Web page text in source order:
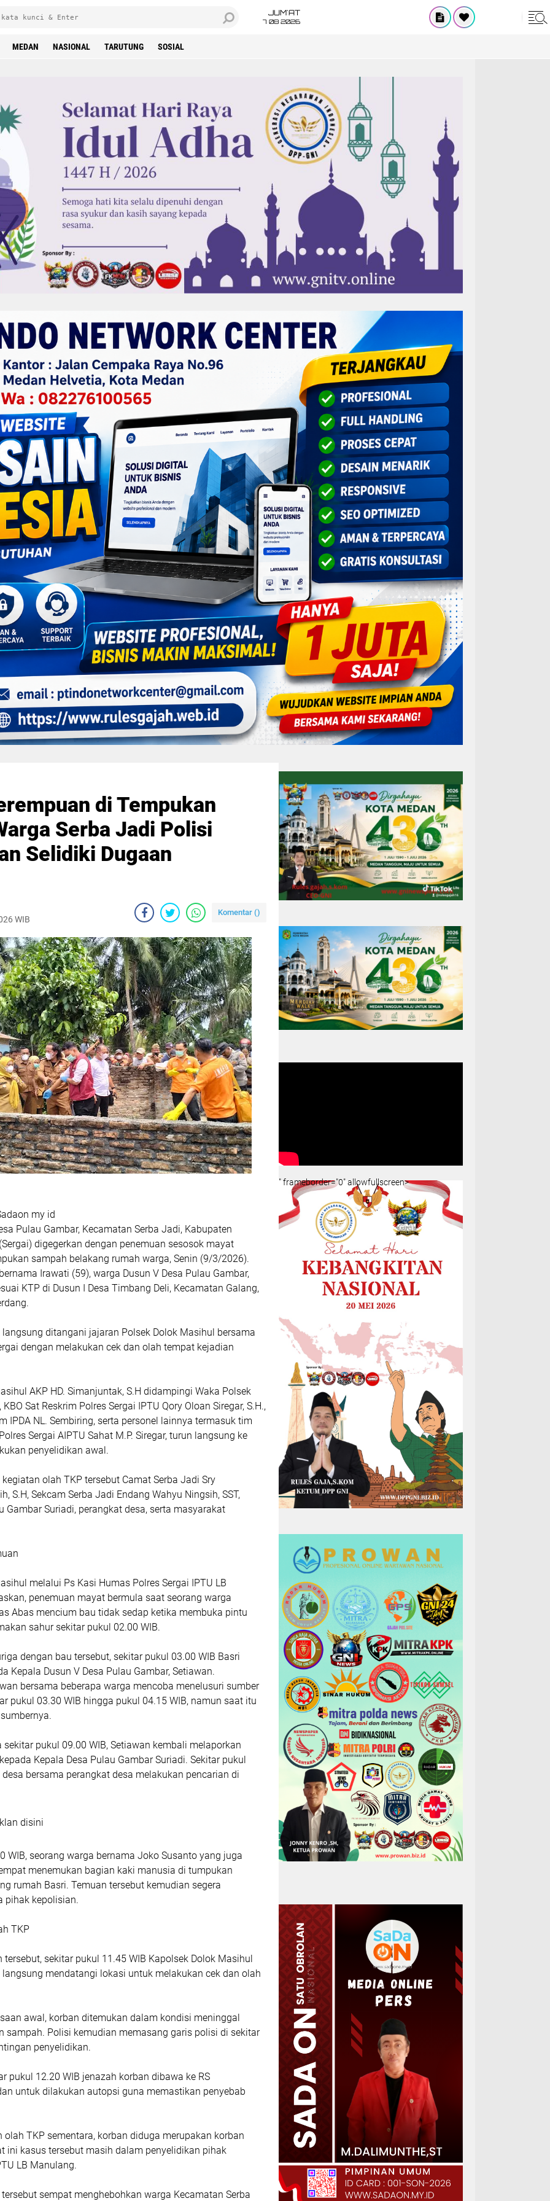
JUM'AT
7 08 2026
MEDAN NASIONAL TARUTUNG SOSIAL
di Tempukan
Serba Jadi Polisi
Selidiki Dugaan
WIB
Komentar ()
my id
Pulau Gambar, Kecamatan Serba Jadi, Kabupaten
digegerkan dengan penemuan sesosok mayat
sampah belakang rumah warga, Senin (9/3/2026).
Irawati (59), warga Dusun V Desa Pulau Gambar,
KTP di Dusun I Desa Timbang Deli, Kecamatan Galang,
ditangani jajaran Polsek Dolok Masihul bersama
dengan melakukan cek dan olah tempat kejadian
AKP HD. Simanjuntak, S.H didampingi Waka Polsek
KBO Sat Reskrim Polres Sergai IPTU Qory Oloan Siregar, S.H.,
IPDA NL. Sembiring, serta personel lainnya termasuk tim
Sergai AIPTU Sahat M.P. Siregar, turun langsung ke
penyelidikan awal.
olah TKP tersebut Camat Serba Jadi Sry
S.H, Sekcam Serba Jadi Endang Wahyu Ningsih, SST,
Gambar Suriadi, perangkat desa, serta masyarakat
melalui Ps Kasi Humas Polres Sergai IPTU LB
penemuan mayat bermula saat seorang warga
Abas mencium bau tidak sedap ketika membuka pintu
sahur sekitar pukul 02.00 WIB.
dengan bau tersebut, sekitar pukul 03.00 WIB Basri
Kepala Dusun V Desa Pulau Gambar, Setiawan.
bersama beberapa warga mencoba menelusuri sumber
pukul 03.30 WIB hingga pukul 04.15 WIB, namun saat itu
sekitar pukul 09.00 WIB, Setiawan kembali melaporkan
Kepala Desa Pulau Gambar Suriadi. Sekitar pukul
desa bersama perangkat desa melakukan pencarian di
disini
WIB, seorang warga bernama Joko Susanto yang juga
menemukan bagian kaki manusia di tumpukan
rumah Basri. Temuan tersebut kemudian segera
pihak kepolisian.
TKP
tersebut, sekitar pukul 11.45 WIB Kapolsek Dolok Masihul
langsung mendatangi lokasi untuk melakukan cek dan olah
awal, korban ditemukan dalam kondisi meninggal
sampah. Polisi kemudian memasang garis polisi di sekitar
penyelidikan.
pukul 12.20 WIB jenazah korban dibawa ke RS
untuk dilakukan autopsi guna memastikan penyebab
olah TKP sementara, korban diduga merupakan korban
ini kasus tersebut masih dalam penyelidikan pihak
LB Manulang.
sempat menghebohkan warga Kecamatan Serba
" frameborder="0" allowfullscreen>